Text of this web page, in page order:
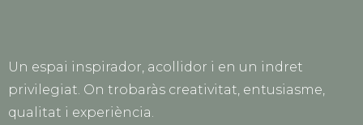
Un espai inspirador, acollidor i en un indret
privilegiat. On trobaràs creativitat, entusiasme,
qualitat i experiència.